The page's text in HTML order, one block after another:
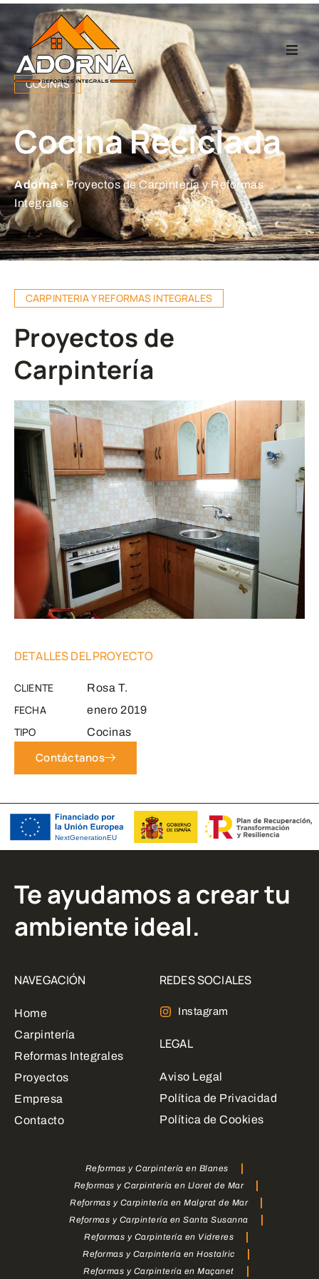
Home
Carpintería
Reformas
Proyectos
Empresa
COCINAS
Cocina Reciclada
Adorna ·Proyectos de Carpintería y Reformas
Integrales
CARPINTERIA Y REFORMAS INTEGRALES
Proyectos de
Carpintería
DETALLES DEL PROYECTO
CLIENTE Rosa T.
FECHA enero 2019
TIPO Cocinas
Contáctanos
Te ayudamos a crear tu
ambiente ideal.
NAVEGACIÓN
Home
Carpintería
Reformas Integrales
Proyectos
Empresa
Contacto
REDES SOCIALES
Instagram
LEGAL
Aviso Legal
Política de Privacidad
Política de Cookies
Reformas y Carpintería en Blanes
Reformas y Carpintería en Lloret de Mar
Reformas y Carpintería en Malgrat de Mar
Reformas y Carpintería en Santa Susanna
Reformas y Carpintería en Vidreres
Reformas y Carpintería en Hostalric
Reformas y Carpintería en Maçanet